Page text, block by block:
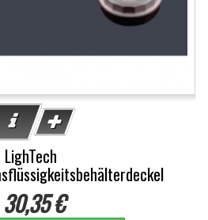
LighTech
30,35 €